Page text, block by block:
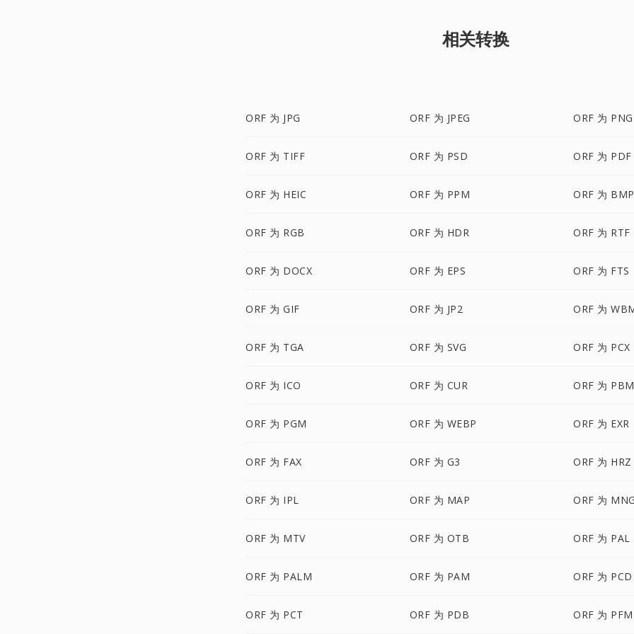
相关转换
ORF 为 JPG ORF 为 JPEG ORF 为 PNG
ORF 为 TIFF ORF 为 PSD ORF 为 PDF
ORF 为 HEIC ORF 为 PPM ORF 为 BMP
ORF 为 RGB ORF 为 HDR ORF 为 RTF
ORF 为 DOCX ORF 为 EPS ORF 为 FTS
ORF 为 GIF ORF 为 JP2 ORF 为
ORF 为 TGA ORF 为 SVG ORF 为 PCX
ORF 为 ICO ORF 为 CUR ORF 为 PBM
ORF 为 PGM ORF 为 WEBP ORF 为 EXR
ORF 为 FAX ORF 为 G3 ORF 为 HRZ
ORF 为 IPL ORF 为 MAP ORF 为
ORF 为 MTV ORF 为 OTB ORF 为 PAL
ORF 为 PALM ORF 为 PAM ORF 为 PCD
ORF 为 PCT ORF 为 PDB ORF 为 PFM